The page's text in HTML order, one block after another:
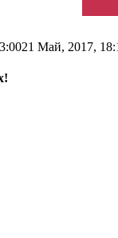
21 Май, 2017,